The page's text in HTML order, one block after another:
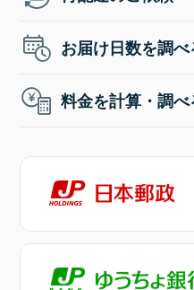
お届け日数を調べ
料金を計算・調べ